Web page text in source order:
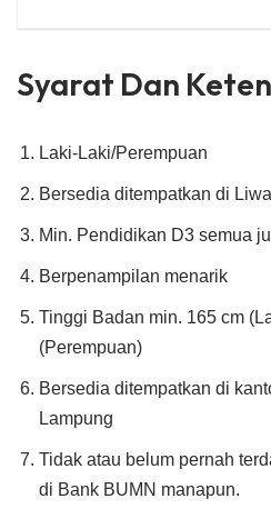
Syarat Dan
Laki-Laki/Perempuan
Bersedia ditempatkan di
Min. Pendidikan D3 semua
Berpenampilan menarik
Tinggi Badan min. 165 cm
(Perempuan)
Bersedia ditempatkan di
Lampung
Tidak atau belum pernah
di Bank BUMN manapun.